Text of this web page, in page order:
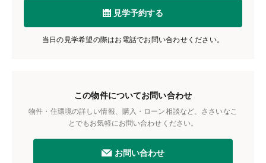
見学予約する
当日の見学希望の際はお電話でお問い合わせください。
この物件についてお問い合わせ
物件・住環境の詳しい情報、購入・ローン相談など、ささいなこ
とでもお気軽にお問い合わせください。
お問い合わせ